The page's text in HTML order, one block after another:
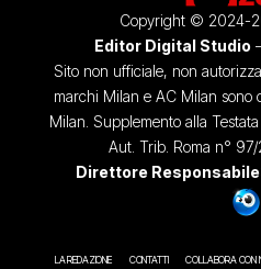
Copyright © 2024-
Editor Digital Studio
Sito non ufficiale, non
marchi Milan e AC Milan sono
Milan. Supplemento alla
Aut. Trib. Roma n°
Direttore Responsabile
LA REDAZIONE CONTATTI COLLABORA CON